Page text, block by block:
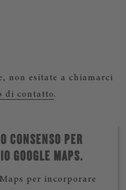
non esitate a chiamarci
di contatto.
CONSENSO PER
GOOGLE MAPS.
per incorporare